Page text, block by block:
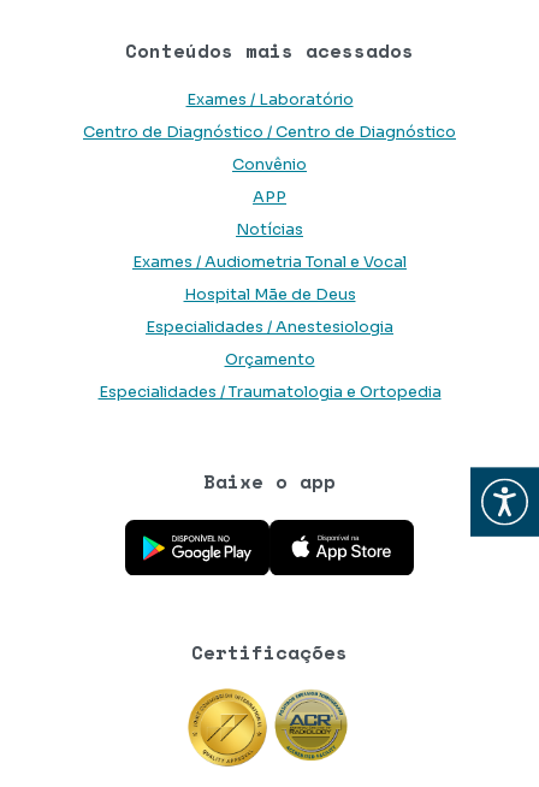
Abrir
Conteúdos mais acessados
Exames / Laboratório
Centro de Diagnóstico / Centro de Diagnóstico
Convênio
APP
Notícias
Exames / Audiometria Tonal e Vocal
Hospital Mãe de Deus
Especialidades / Anestesiologia
Orçamento
Especialidades / Traumatologia e Ortopedia
Baixe o app
Baixe o aplicativo na Google Play Store
Baixe o aplicativo na App Store
Certificações